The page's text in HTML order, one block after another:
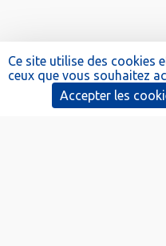
Ce site utilise des cookies
ceux que vous souhaitez
Accepter les